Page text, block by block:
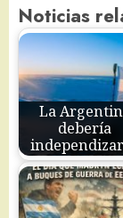
Noticias
La
debería